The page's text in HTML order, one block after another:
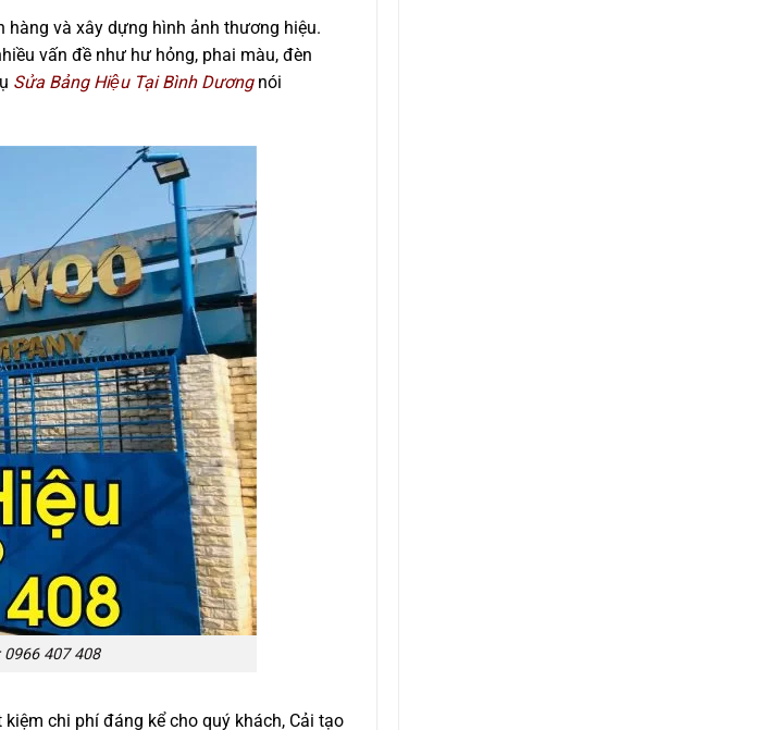
hàng và xây dựng hình ảnh thương hiệu.
vấn đề như hư hỏng, phai màu, đèn
Sửa Bảng Hiệu Tại Bình Dươngnói
407 408
chi phí đáng kể cho quý khách, Cải tạo